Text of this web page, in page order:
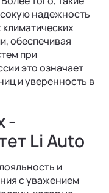
надежность
обеспечивая
при
это означает
и уверенность в
-
Li Auto
и
с уважением